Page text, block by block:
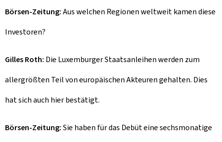
Börsen-Zeitung:Aus welchen Regionen weltweit kamen diese
Investoren?
Gilles Roth: Die Luxemburger Staatsanleihen werden zum
allergrößten Teil von europäischen Akteuren gehalten. Dies
hat sich auch hier bestätigt.
Börsen-Zeitung:Sie haben für das Debüt eine sechsmonatige